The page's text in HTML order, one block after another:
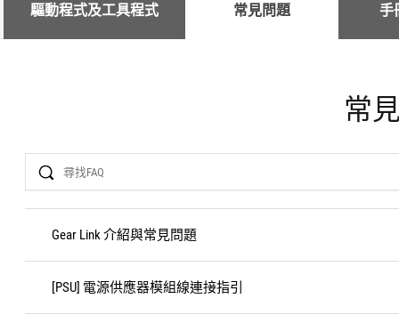
驅動程式及工具程式 常見問題 手
常
Search
Gear Link 介紹與常見問題
[PSU] 電源供應器模組線連接指引